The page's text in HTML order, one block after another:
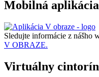
Mobilná aplikácia
Sledujte informácie z nášho
V OBRAZE.
Virtuálny cintorín